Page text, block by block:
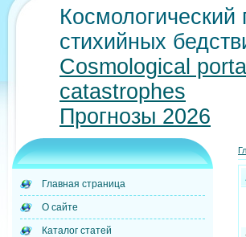
Космологический
стихийных
Cosmological
catastrophes
Прогнозы 2026
Главная страница
О сайте
Каталог статей